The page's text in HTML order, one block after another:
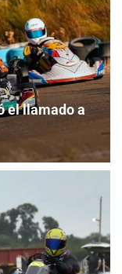
el llamado a